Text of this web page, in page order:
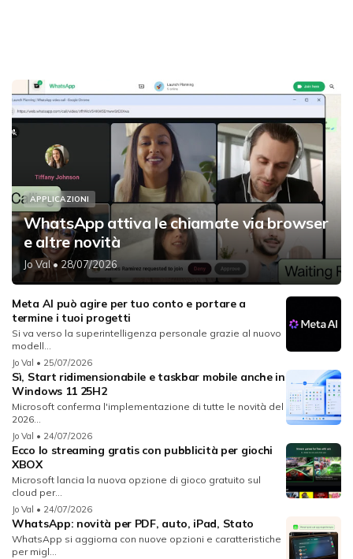
APPLICAZIONI
WhatsApp attiva le chiamate via browser
e altre novità
Jo Val• 28/07/2026
Meta AI può agire per tuo conto e portare a
termine i tuoi progetti
Si va verso la superintelligenza personale grazie al nuovo
modell...
Jo Val • 25/07/2026
Sì, Start ridimensionabile e taskbar mobile anche in
Windows 11 25H2
Microsoft conferma l'implementazione di tutte le novità del
2026...
Jo Val • 24/07/2026
Ecco lo streaming gratis con pubblicità per giochi
XBOX
Microsoft lancia la nuova opzione di gioco gratuito sul
cloud per...
Jo Val • 24/07/2026
WhatsApp: novità per PDF, auto, iPad, Stato
WhatsApp si aggiorna con nuove opzioni e caratteristiche
per migl...